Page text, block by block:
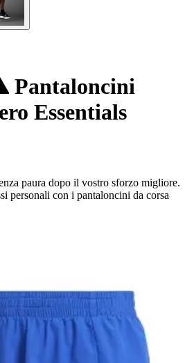
Pantaloncini
Essentials
paura dopo il vostro sforzo migliore.
personali con i pantaloncini da corsa